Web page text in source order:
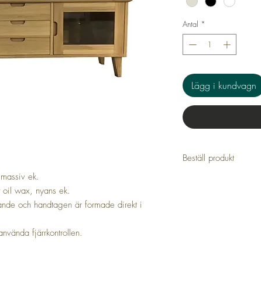
ek.
wax, nyans ek.
och handtagen är formade direkt i
fjärrkontrollen.
Antal *
Lägg i kundvagn
Beställ produkt